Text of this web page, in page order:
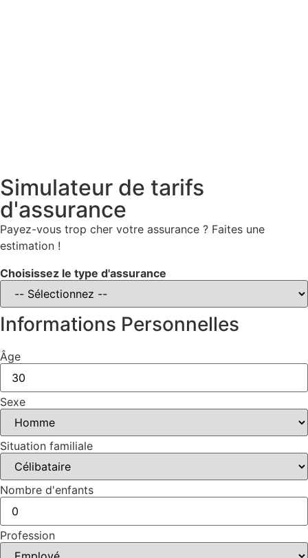
Simulateur de tarifs
d'assurance
Payez-vous trop cher votre assurance ? Faites une
estimation !
Choisissez le type d'assurance
Informations Personnelles
Âge
Sexe
Situation familiale
Nombre d'enfants
Profession